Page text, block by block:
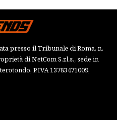
presso il Tribunale di Roma, n.
di NetCom S.r.l.s., sede in
P.IVA 13783471009,